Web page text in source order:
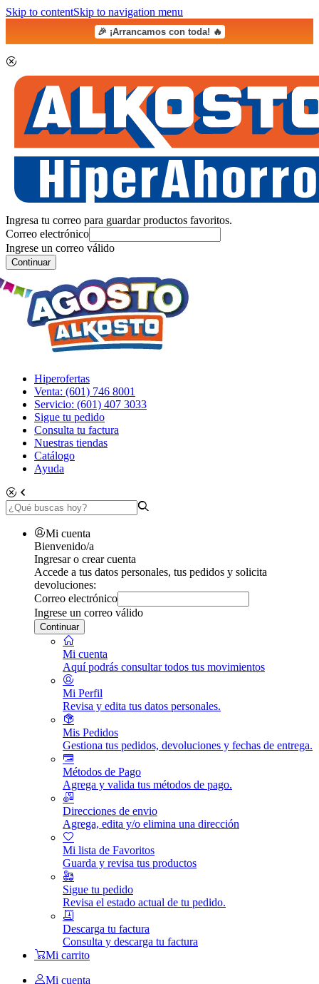
Skip to contentSkip to navigation menu
🎉 ¡Arrancamos con toda! 🔥
Ingresa tu correo para guardar productos favoritos.
Correo electrónico
Ingrese un correo válido
Continuar
Hiperofertas
Venta: (601) 746 8001
Servicio: (601) 407 3033
Sigue tu pedido
Consulta tu factura
Nuestras tiendas
Catálogo
Ayuda
Mi cuenta
Bienvenido/a
Ingresar o crear cuenta
Accede a tus datos personales, tus pedidos y solicita
devoluciones:
Correo electrónico
Ingrese un correo válido
Continuar
Mi cuenta
Aquí podrás consultar todos tus movimientos
Mi Perfil
Revisa y edita tus datos personales.
Mis Pedidos
Gestiona tus pedidos, devoluciones y fechas de entrega.
Métodos de Pago
Agrega y valida tus métodos de pago.
Direcciones de envio
Agrega, edita y/o elimina una dirección
Mi lista de Favoritos
Guarda y revisa tus productos
Sigue tu pedido
Revisa el estado actual de tu pedido.
Descarga tu factura
Consulta y descarga tu factura
Mi carrito
Mi cuenta